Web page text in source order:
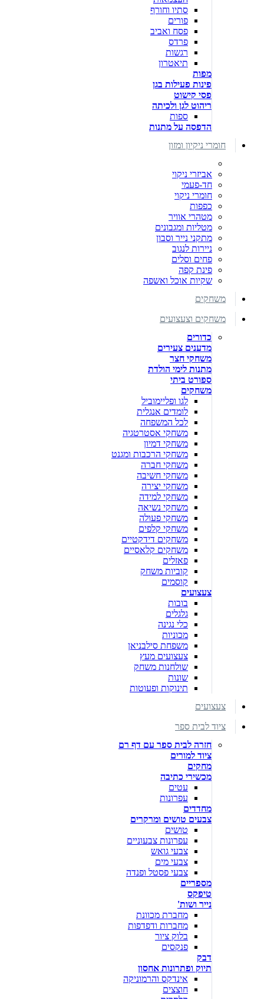
סתיו וחורף
פורים
פסח ואביב
פרדס
רגשות
תיאטרון
מפות
פינות פעילות בגן
פסי קישוט
ריהוט לגן ולכיתה
ספות
הדפסה על מתנות
חומרי ניקיון ומזון
אביזרי ניקוי
חד-פעמי
חומרי ניקוי
כפפות
מטהרי אוויר
מטליות ומגבונים
מתקני נייר וסבון
ניירות לנגוב
פחים וסלים
פינת קפה
שקיות אוכל ואשפה
משחקים
משחקים וצעצועים
כדורים
מדענים צעירים
משחקי חצר
מתנות לימי הולדת
ספורט ביתי
משחקים
לגו ופליימוביל
לומדים אנגלית
לכל המשפחה
משחקי אסטרטגיה
משחקי דמיון
משחקי הרכבות ומגנט
משחקי חברה
משחקי חשיבה
משחקי יצירה
משחקי למידה
משחקי נשיאה
משחקי פעולה
משחקי קלפים
משחקים דידקטיים
משחקים קלאסיים
פאזלים
קוביות משחק
קוסמים
צעצועים
בובות
גלגלים
כלי נגינה
מכוניות
משפחת סילבניאן
צעצועים מעץ
שולחנות משחק
שונות
תינוקות ופעוטות
צעצועים
ציוד לבית ספר
חזרה לבית ספר עם דף רם
ציוד למורים
מחקים
מכשירי כתיבה
עטים
עפרונות
מחדדים
צבעים טושים ומרקרים
טושים
עפרונות צבעוניים
צבעי גואש
צבעי מים
צבעי פסטל ופנדה
מספריים
טיפקס
נייר ושות'
מחברת מכוונת
מחברות ודפדפות
בלוק ציור
פנקסים
דבק
תיוק ופתרונות אחסון
אינדקס והרמוניקה
חוצצים